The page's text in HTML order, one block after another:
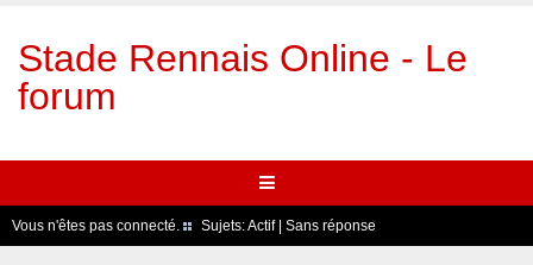
Stade Rennais Online - Le
forum
Vous n'êtes pas connecté. Sujets:Actif| Sans réponse